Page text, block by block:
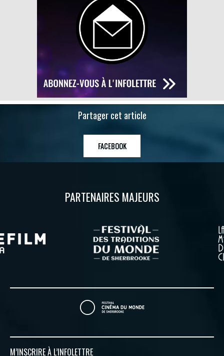
Partager cet article
FACEBOOK
PARTENAIRES MAJEURS
M’INSCRIRE À L’INFOLETTRE